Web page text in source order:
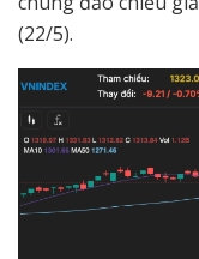
(22/5).